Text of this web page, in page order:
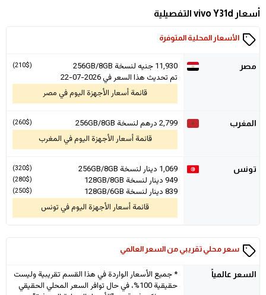
أسعار vivo Y31d التفصيلية
الأسعار المحلية المتوفرة
مصر 11,930
(210$)
جنيه لنسخة 256GB/8GB
تم تحديث هذا السعر في 2026-07-22
قائمة أسعار الأجهزة اليوم في مصر
المغرب 2,799
(260$)
درهم لنسخة 256GB/8GB
قائمة أسعار الأجهزة اليوم في المغرب
تونس 1,069
(320$)
دينار لنسخة 256GB/8GB
949
(280$)
دينار لنسخة 128GB/8GB
839
(250$)
دينار لنسخة 128GB/6GB
قائمة أسعار الأجهزة اليوم في تونس
سعر محلي تقريبي من السعر العالمي
السعر عالمياً
* جميع الأسعار الواردة في هذا القسم تقريبية وليست
حقيقية 100%، في حال توافر السعر المحلي الحقيقي